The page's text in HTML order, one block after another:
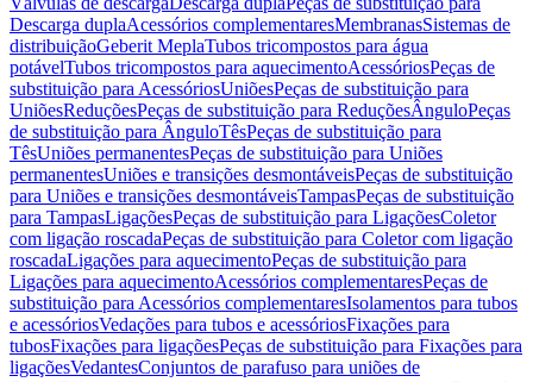
Descarga duplaAcessórios complementaresMembranasSistemas de
distribuiçãoGeberit MeplaTubos tricompostos para água
potávelTubos tricompostos para aquecimentoAcessóriosPeças de
substituição para AcessóriosUniõesPeças de substituição para
UniõesReduçõesPeças de substituição para ReduçõesÂnguloPeças
de substituição para ÂnguloTêsPeças de substituição para
TêsUniões permanentesPeças de substituição para Uniões
permanentesUniões e transições desmontáveisPeças de substituição
para Uniões e transições desmontáveisTampasPeças de substituição
para TampasLigaçõesPeças de substituição para LigaçõesColetor
com ligação roscadaPeças de substituição para Coletor com ligação
roscadaLigações para aquecimentoPeças de substituição para
Ligações para aquecimentoAcessórios complementaresPeças de
substituição para Acessórios complementaresIsolamentos para tubos
e acessóriosVedações para tubos e acessóriosFixações para
tubosFixações para ligaçõesPeças de substituição para Fixações para
ligaçõesVedantesConjuntos de parafuso para uniões de